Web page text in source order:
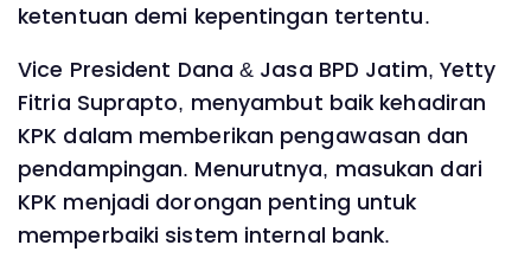
ketentuan demi kepentingan tertentu.
Vice President Dana & Jasa BPD Jatim, Yetty
Fitria Suprapto, menyambut baik kehadiran
KPK dalam memberikan pengawasan dan
pendampingan. Menurutnya, masukan dari
KPK menjadi dorongan penting untuk
memperbaiki sistem internal bank.